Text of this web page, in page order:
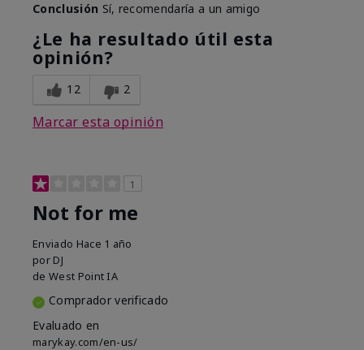
Conclusión Sí, recomendaría a un amigo
¿Le ha resultado útil esta
opinión?
12 2
Marcar esta opinión
1
Not for me
Enviado Hace 1 año
por DJ
de West Point IA
Comprador verificado
Evaluado en
marykay.com/en-us/